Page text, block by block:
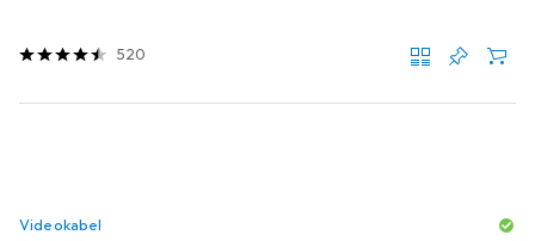
520
Videokabel